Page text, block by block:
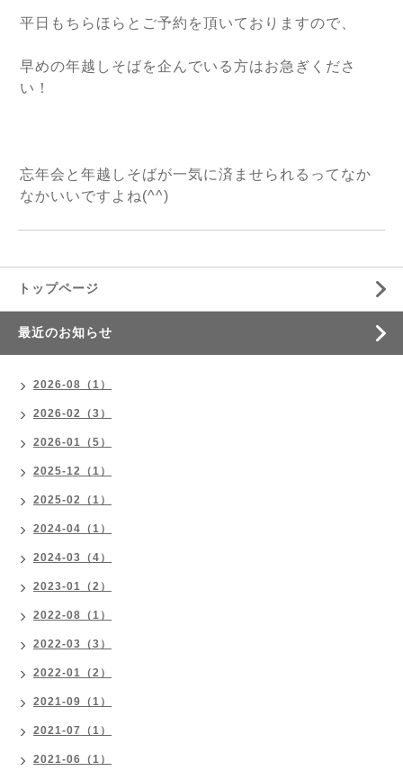
平日もちらほらとご予約を頂いておりますので、
早めの年越しそばを企んでいる方はお急ぎくださ
い！
忘年会と年越しそばが一気に済ませられるってなか
なかいいですよね(^^)
トップページ
最近のお知らせ
2026-08（1）
2026-02（3）
2026-01（5）
2025-12（1）
2025-02（1）
2024-04（1）
2024-03（4）
2023-01（2）
2022-08（1）
2022-03（3）
2022-01（2）
2021-09（1）
2021-07（1）
2021-06（1）